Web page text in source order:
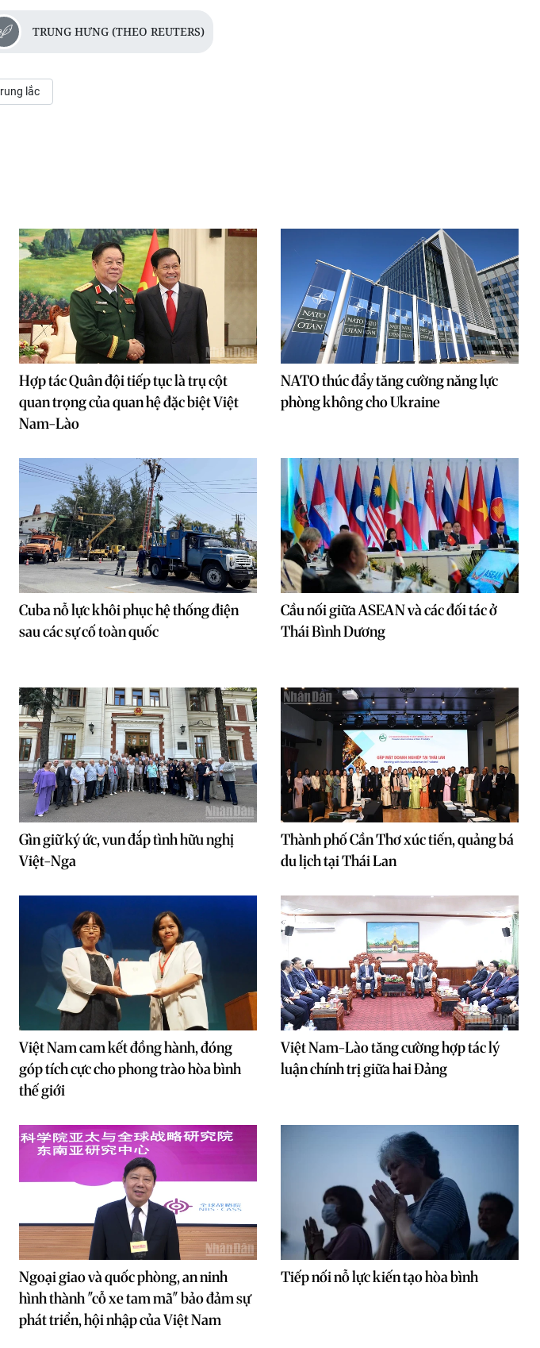
TRUNG HƯNG (THEO REUTERS)
rung lắc
Hợp tác Quân đội tiếp tục là trụ cột
quan trọng của quan hệ đặc biệt Việt
Nam-Lào
NATO thúc đẩy tăng cường năng lực
phòng không cho Ukraine
Cuba nỗ lực khôi phục hệ thống điện
sau các sự cố toàn quốc
Cầu nối giữa ASEAN và các đối tác ở
Thái Bình Dương
Gìn giữ ký ức, vun đắp tình hữu nghị
Việt-Nga
Thành phố Cần Thơ xúc tiến, quảng bá
du lịch tại Thái Lan
Việt Nam cam kết đồng hành, đóng
góp tích cực cho phong trào hòa bình
thế giới
Việt Nam-Lào tăng cường hợp tác lý
luận chính trị giữa hai Đảng
Ngoại giao và quốc phòng, an ninh
hình thành "cỗ xe tam mã" bảo đảm sự
phát triển, hội nhập của Việt Nam
Tiếp nối nỗ lực kiến tạo hòa bình